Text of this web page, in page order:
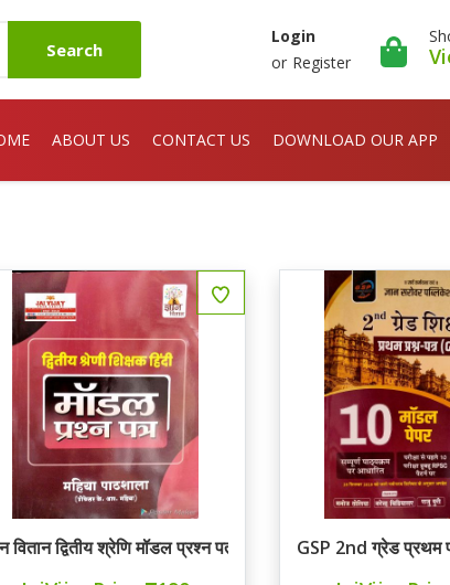
Search
Login
or Register
ABOUT US CONTACT US DOWNLOAD OUR APP
वितान द्वितीय श्रेणि मॉडल प्रश्न पत्र GSP 2nd ग्रेड प्रथम